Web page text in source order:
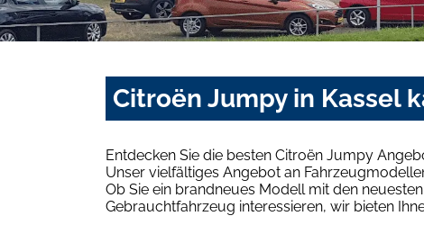
Citroën Jumpy in Kassel
Entdecken Sie die besten Citroën Jumpy
Unser vielfältiges Angebot an
Ob Sie ein brandneues Modell mit den
Gebrauchtfahrzeug interessieren, wir bieten